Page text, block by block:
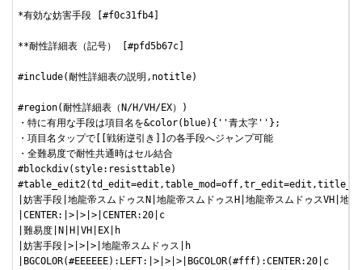
*有効な妨害手段 [#f0c31fb4]
**耐性詳細表（記号） [#pfd5b67c]
#include(耐性詳細表の説明,notitle)
#region(耐性詳細表（N/H/VH/EX）)
・特に有用な手段は項目名を&color(blue){''青太字''};
・項目名タップで[[戦術逆引き]]の各手段へジャンプ可能
・全難易度で耐性共通時はセル結合
#blockdiv(style:resisttable)
|妨害手段|地龍帝スムドゥスN|地龍帝スムドゥスH|地龍帝スムドゥスVH|地
|CENTER:|>|>|>|CENTER:20|c
|難易度|N|H|VH|EX|h
|妨害手段|>|>|>|地龍帝スムドゥス|h
|BGCOLOR(#EEEEEE):LEFT:|>|>|>|BGCOLOR(#fff):CENTER:20|c